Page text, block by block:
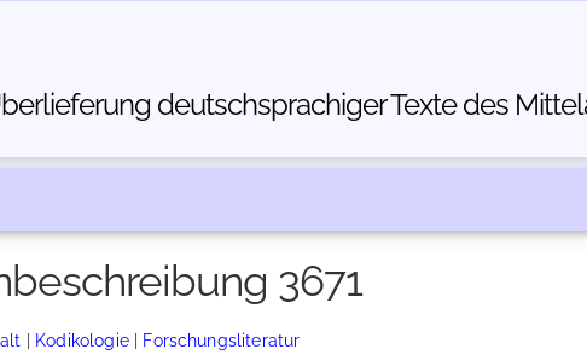
deutschsprachiger Texte des
3671
| Kodikologie| Forschungsliteratur